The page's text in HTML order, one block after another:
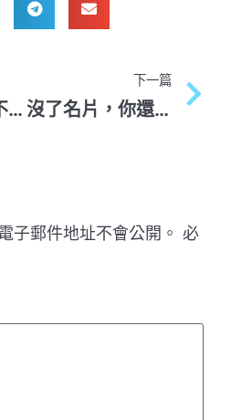
誰說基層員工不會商業創新，用這1小步突破思維!
下一篇
沒了名片，你還剩下什麼？用出版一本書打造你的個人品牌！
子郵件地址不會公開。 必